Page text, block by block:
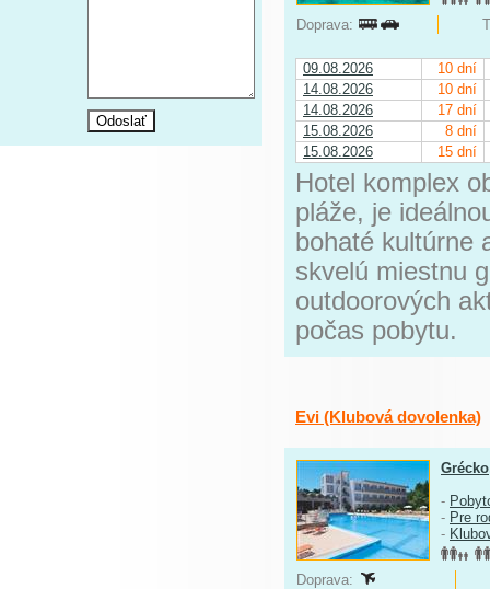
Doprava:
09.08.2026
10 dní
14.08.2026
10 dní
14.08.2026
17 dní
15.08.2026
8 dní
15.08.2026
15 dní
Hotel komplex
pláže, je
bohaté kultúrne
skvelú miestnu
outdoorových
počas pobytu.
Evi (Klubová dovolenka)
Grécko
-
- Pre
-
Doprava: